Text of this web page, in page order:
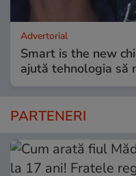
Advertorial
Smart is the new
ajută tehnologia să
PARTENERI